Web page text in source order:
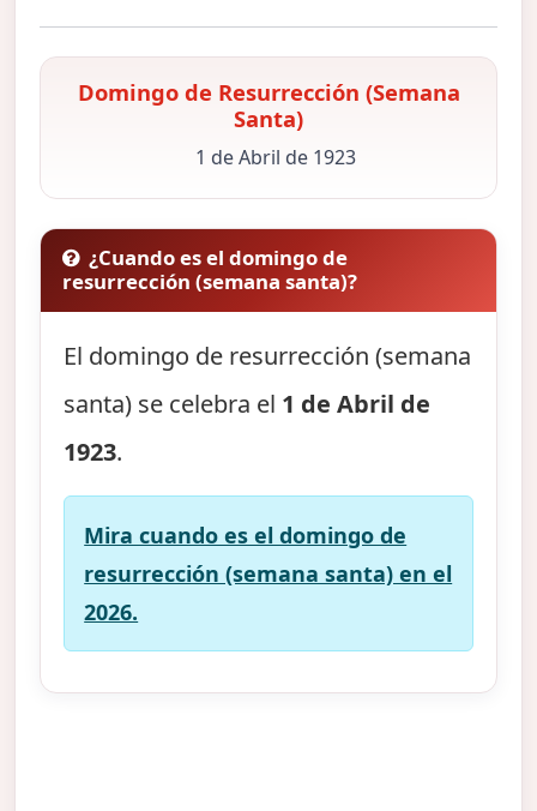
Domingo de Resurrección (Semana
Santa)
1 de Abril de 1923
¿Cuando es el domingo de
resurrección (semana santa)?
El domingo de resurrección (semana
santa) se celebra el 1 de Abril de
1923.
Mira cuando es el domingo de
resurrección (semana santa) en el
2026.